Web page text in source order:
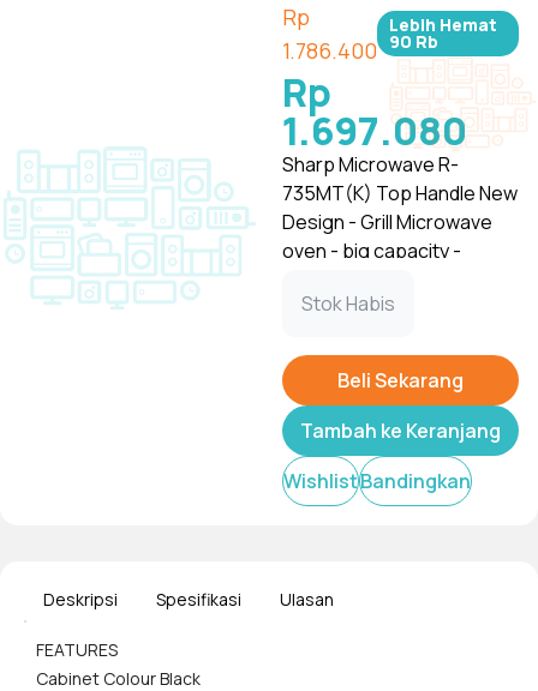
Rp
1.786.400
Lebih Hemat
90 Rb
Rp
1.697.080
Sharp Microwave R-
735MT(K) Top Handle New
Design - Grill Microwave
oven - big capacity -
mode Stylish top swimg
25liter
Stok Habis
Beli Sekarang
Tambah ke Keranjang
WishlistBandingkan
Deskripsi Spesifikasi Ulasan
FEATURES
Cabinet Colour Black